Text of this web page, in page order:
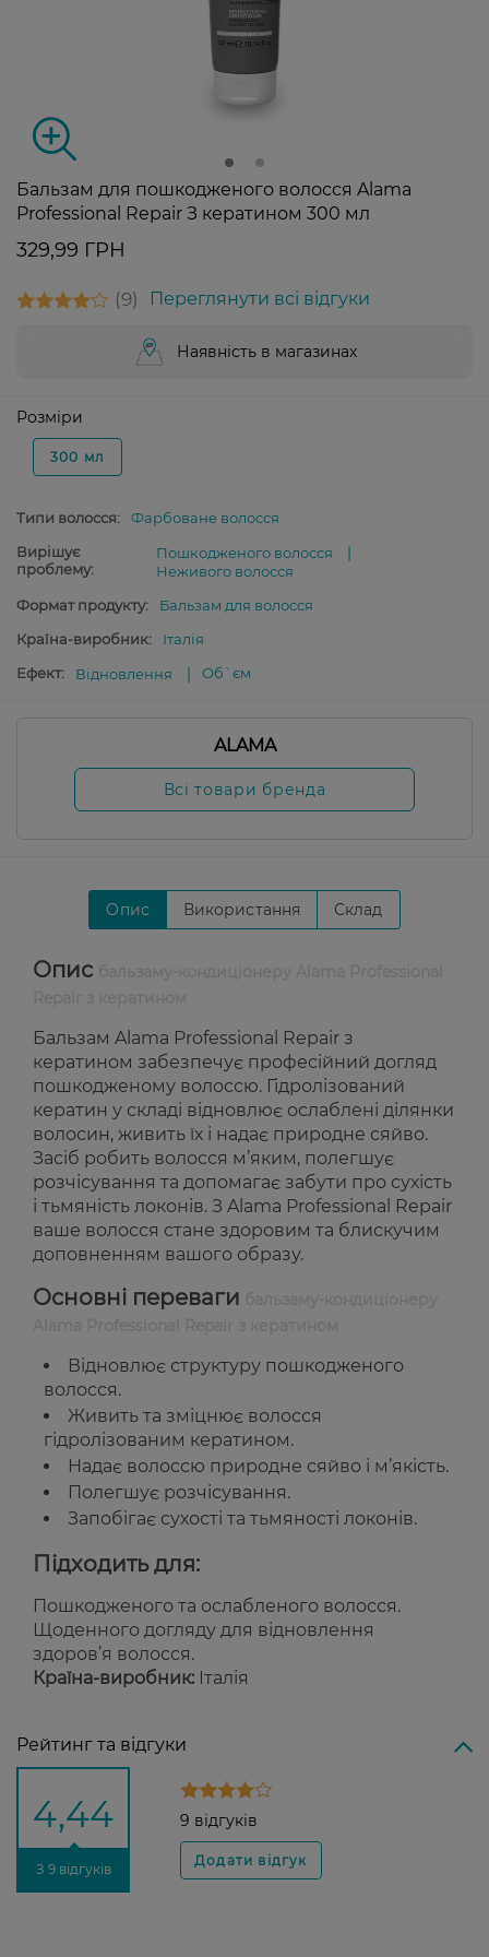
Бальзам для пошкодженого волосся Alama
Professional Repair З кератином 300 мл
329,99 ГРН
9 Переглянути всі відгуки
Наявність в магазинах
Розміри
300 мл
Типи волосся:
Фарбоване волосся
Вирішує
проблему:
Пошкодженого волосся
Неживого волосся
Формат продукту:
Бальзам для волосся
Країна-виробник:
Італія
Ефект:
Відновлення Об`єм
ALAMA
Всі товари бренда
Опис Використання Склад
Опис
Бальзам Alama Professional Repair з
кератином забезпечує професійний догляд
пошкодженому волоссю. Гідролізований
кератин у складі відновлює ослаблені ділянки
волосин, живить їх і надає природне сяйво.
Засіб робить волосся м’яким, полегшує
розчісування та допомагає забути про сухість
і тьмяність локонів. З Alama Professional Repair
ваше волосся стане здоровим та блискучим
доповненням вашого образу.
Основні переваги
Відновлює структуру пошкодженого
волосся.
Живить та зміцнює волосся
гідролізованим кератином.
Надає волоссю природне сяйво і м’якість.
Полегшує розчісування.
Запобігає сухості та тьмяності локонів.
Підходить для:
Пошкодженого та ослабленого волосся.
Щоденного догляду для відновлення
здоров’я волосся.
Країна-виробник: Італія
Рейтинг та відгуки
4,44
З 9 відгуків
9 відгуків